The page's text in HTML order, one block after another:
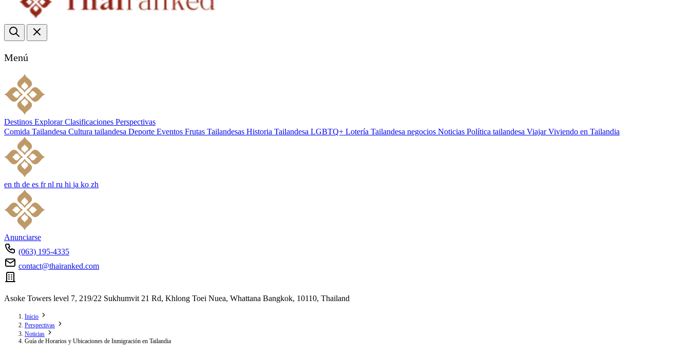
Menú
Destinos Explorar Clasificaciones Perspectivas
Comida Tailandesa Cultura tailandesa Deporte Eventos Frutas Tailandesas Historia Tailandesa LGBTQ+ Lotería Tailandesa negocios Noticias Política tailandesa Viajar Viviendo en Tailandia
en th de es fr nl ru hi ja ko zh
Anunciarse
(063) 195-4335
contact@thairanked.com
Asoke Towers level 7, 219/22 Sukhumvit 21 Rd, Khlong Toei Nuea, Whattana Bangkok, 10110, Thailand
Inicio
Perspectivas
Noticias
Guía de Horarios y Ubicaciones de Inmigración en Tailandia